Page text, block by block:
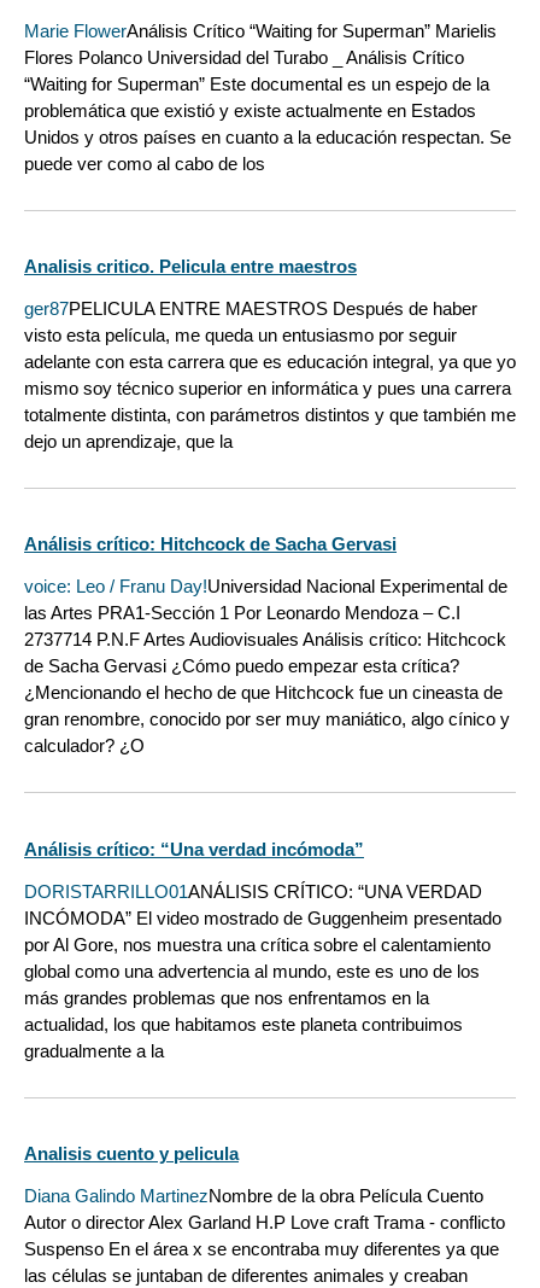
Marie FlowerAnálisis Crítico “Waiting for Superman” Marielis
Flores Polanco Universidad del Turabo _ Análisis Crítico
“Waiting for Superman” Este documental es un espejo de la
problemática que existió y existe actualmente en Estados
Unidos y otros países en cuanto a la educación respectan. Se
puede ver como al cabo de los
Analisis critico. Pelicula entre maestros
ger87PELICULA ENTRE MAESTROS Después de haber
visto esta película, me queda un entusiasmo por seguir
adelante con esta carrera que es educación integral, ya que yo
mismo soy técnico superior en informática y pues una carrera
totalmente distinta, con parámetros distintos y que también me
dejo un aprendizaje, que la
Análisis crítico: Hitchcock de Sacha Gervasi
voice: Leo / Franu Day!Universidad Nacional Experimental de
las Artes PRA1-Sección 1 Por Leonardo Mendoza – C.I
2737714 P.N.F Artes Audiovisuales Análisis crítico: Hitchcock
de Sacha Gervasi ¿Cómo puedo empezar esta crítica?
¿Mencionando el hecho de que Hitchcock fue un cineasta de
gran renombre, conocido por ser muy maniático, algo cínico y
calculador? ¿O
Análisis crítico: “Una verdad incómoda”
DORISTARRILLO01ANÁLISIS CRÍTICO: “UNA VERDAD
INCÓMODA” El video mostrado de Guggenheim presentado
por Al Gore, nos muestra una crítica sobre el calentamiento
global como una advertencia al mundo, este es uno de los
más grandes problemas que nos enfrentamos en la
actualidad, los que habitamos este planeta contribuimos
gradualmente a la
Analisis cuento y pelicula
Diana Galindo MartinezNombre de la obra Película Cuento
Autor o director Alex Garland H.P Love craft Trama - conflicto
Suspenso En el área x se encontraba muy diferentes ya que
las células se juntaban de diferentes animales y creaban